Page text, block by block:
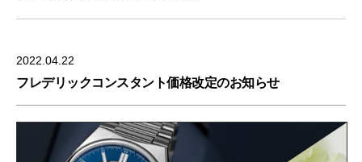
2022.04.22
フレデリックコンスタント価格改定のお知らせ